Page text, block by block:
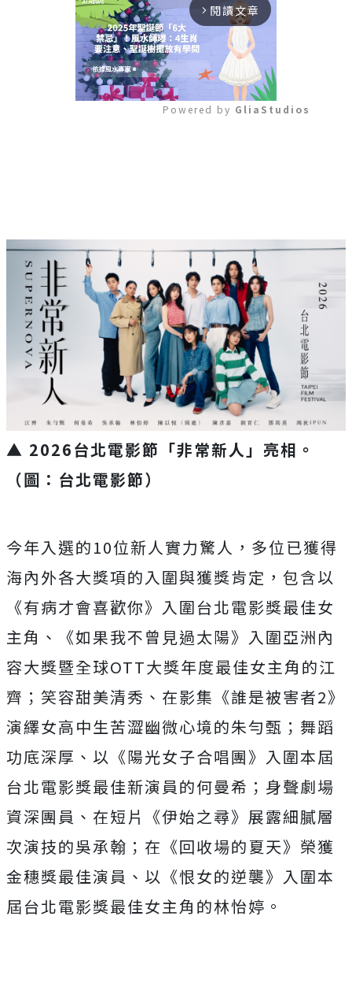
arrow_forward_ios 閱讀文章
Powered by GliaStudios
▲ 2026台北電影節「非常新人」亮相。
（圖：台北電影節）
今年入選的10位新人實力驚人， 多位已獲得
海內外各大獎項的入圍與獲獎肯定，包含以
《有病才會喜歡你》入圍台北電影獎最佳女
主角、《如果我不曾見過太陽》 入圍亞洲內
容大獎暨全球OTT大獎年度最佳女主角的江
齊； 笑容甜美清秀、在影集《誰是被害者2》
演繹女高中生苦澀幽微心境的朱勻甄；舞蹈
功底深厚、以《陽光女子合唱團》入圍本屆
台北電影獎最佳新演員的何曼希； 身聲劇場
資深團員、在短片《伊始之尋》 展露細膩層
次演技的吳承翰；在《回收場的夏天》 榮獲
金穗獎最佳演員、以《恨女的逆襲》 入圍本
屆台北電影獎最佳女主角的林怡婷。